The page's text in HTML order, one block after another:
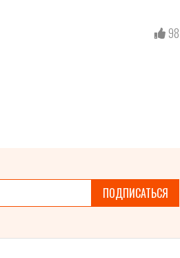
98
ПОДПИСАТЬСЯ